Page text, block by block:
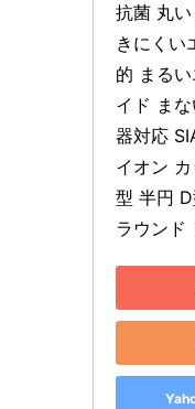
抗菌 丸
きにくい
的 まる
イド ま
器対応
イオン
型 半円
ラウンド